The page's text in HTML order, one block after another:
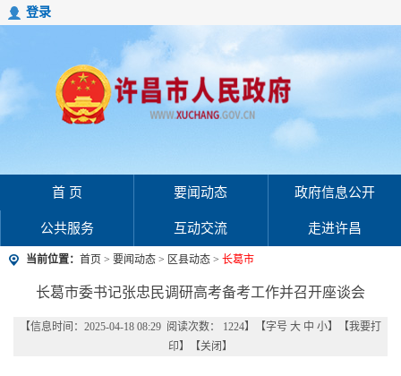
登录
首 页 要闻动态 政府信息公开
公共服务 互动交流 走进许昌
当前位置： 首页 > 要闻动态 > 区县动态 > 长葛市
长葛市委书记张忠民调研高考备考工作并召开座谈会
【信息时间：2025-04-18 08:29 阅读次数： 1224】【字号 大 中 小】【我要打
印】【关闭 】